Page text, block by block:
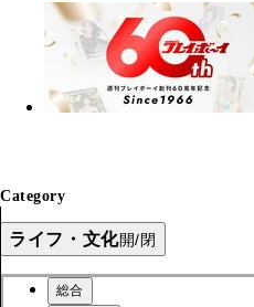
Category
ライフ・文化開/閉
総合